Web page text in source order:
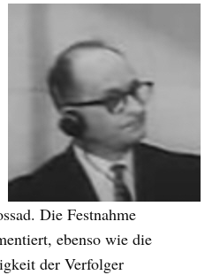
Die Festnahme
ebenso wie die
der Verfolger